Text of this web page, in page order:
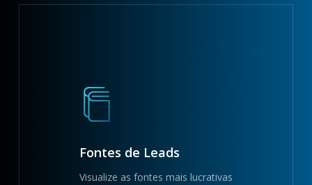
Fontes de Leads
Visualize as fontes mais lucrativas